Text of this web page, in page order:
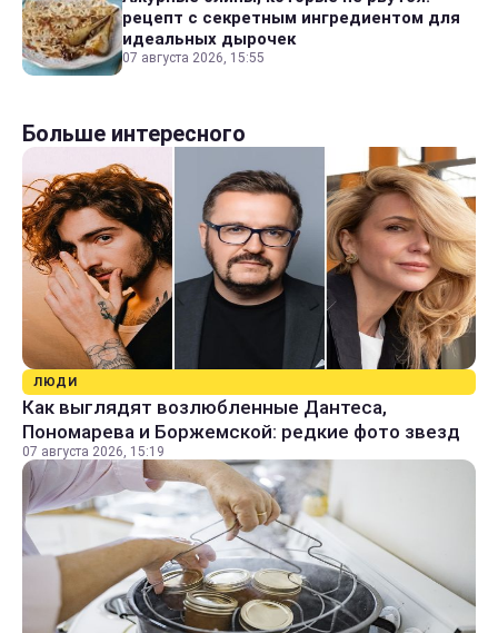
рецепт с секретным ингредиентом для
идеальных дырочек
07 августа 2026, 15:55
Больше интересного
ЛЮДИ
Как выглядят возлюбленные Дантеса,
Пономарева и Боржемской: редкие фото звезд
07 августа 2026, 15:19